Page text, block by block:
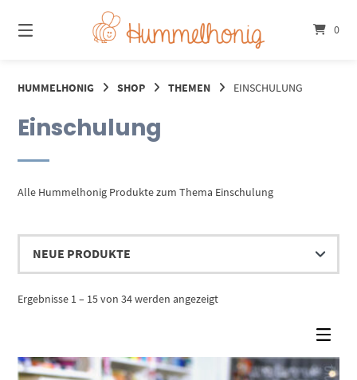
zum
Inhalt
0
HUMMELHONIG SHOP THEMEN EINSCHULUNG
Einschulung
Alle Hummelhonig Produkte zum Thema Einschulung
Ergebnisse 1 – 15 von 34 werden angezeigtNach